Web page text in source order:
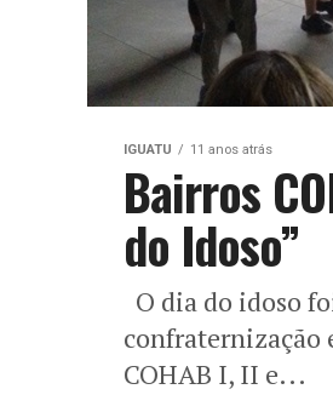
IGUATU 11 anos atrás
Bairros
do Idoso”
O dia do idoso
confraternização
COHAB I, II e...